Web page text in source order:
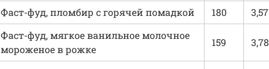
Фаст-фуд, пломбир с горячей помадкой
180 3,57
Фаст-фуд, мягкое ванильное молочное
мороженое в рожке
159 3,78